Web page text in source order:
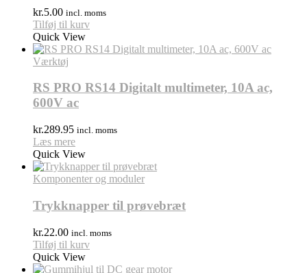
kr.5.00 incl. moms
Tilføj til kurv
Quick View
Værktøj
RS PRO RS14 Digitalt multimeter, 10A ac,
600V ac
kr.289.95 incl. moms
Læs mere
Quick View
Komponenter og moduler
Trykknapper til prøvebræt
kr.22.00 incl. moms
Tilføj til kurv
Quick View